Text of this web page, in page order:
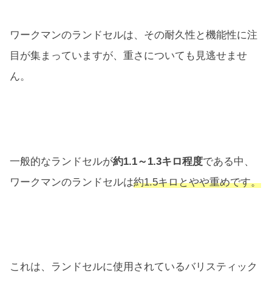
ワークマンのランドセルは、その耐久性と機能性に注
目が集まっていますが、重さについても見逃せませ
ん。
一般的なランドセルが約1.1～1.3キロ程度である中、
ワークマンのランドセルは約1.5キロとやや重めです。
これは、ランドセルに使用されているバリスティック